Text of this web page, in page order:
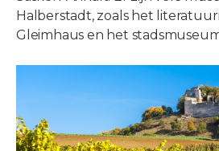
Halberstadt, zoals het
Gleimhaus en het